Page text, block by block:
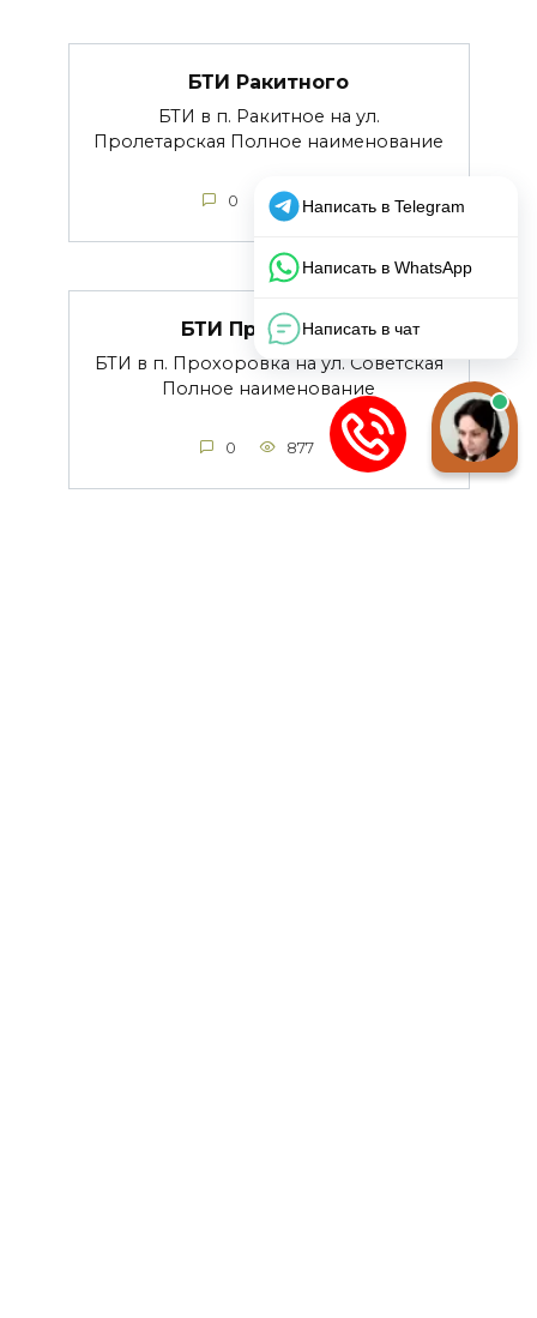
БТИ Ракитного
БТИ в п. Ракитное на ул.
Пролетарская Полное наименование
0 616
БТИ Прохоровки
БТИ в п. Прохоровка на ул. Советская
Полное наименование
0 877